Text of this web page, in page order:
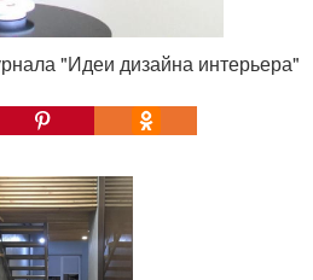
"Идеи дизайна интерьера"